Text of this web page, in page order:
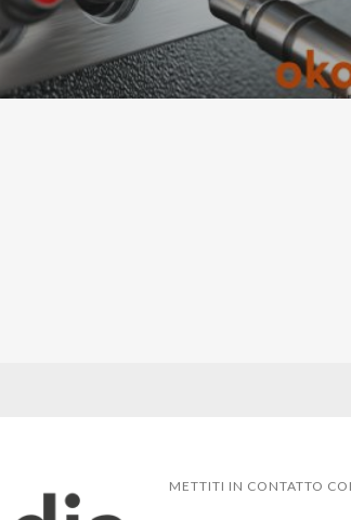
METTITI IN CONTATTO